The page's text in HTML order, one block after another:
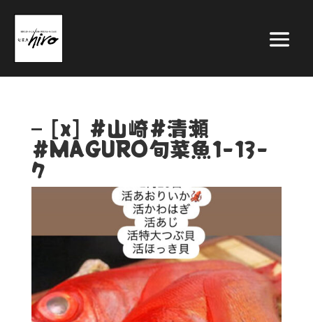
– [x] #山崎#清瀬
#MAGURO旬菜魚1-13-
7